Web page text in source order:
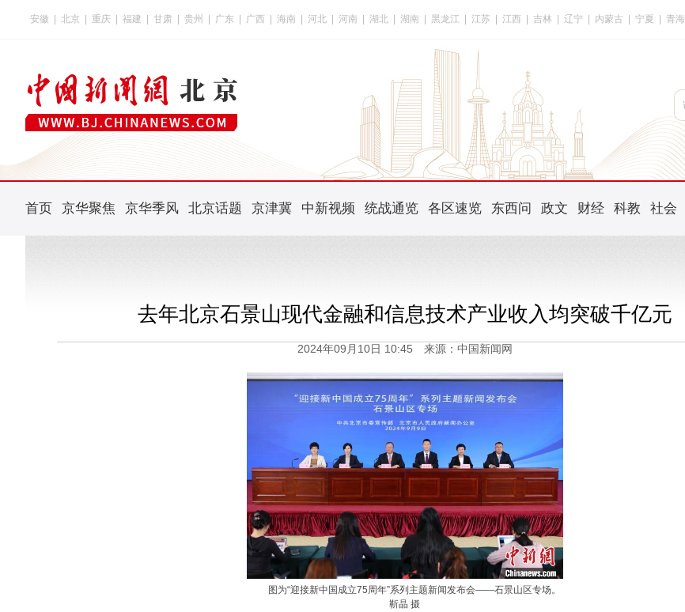
安徽 北京 重庆 福建 甘肃 贵州 广东 广西 海南 河北 河南 湖北 湖南 黑龙江 江苏 江西 吉林 辽宁 内蒙古 宁夏 青海
首页 京华聚焦 京华季风 北京话题 京津冀 中新视频 统战通览 各区速览 东西问 政文 财经 科教 社会
去年北京石景山现代金融和信息技术产业收入均突破千亿元
2024年09月10日 10:45 来源：中国新闻网
图为“迎接新中国成立75周年”系列主题新闻发布会——石景山区专场。
靳晶 摄